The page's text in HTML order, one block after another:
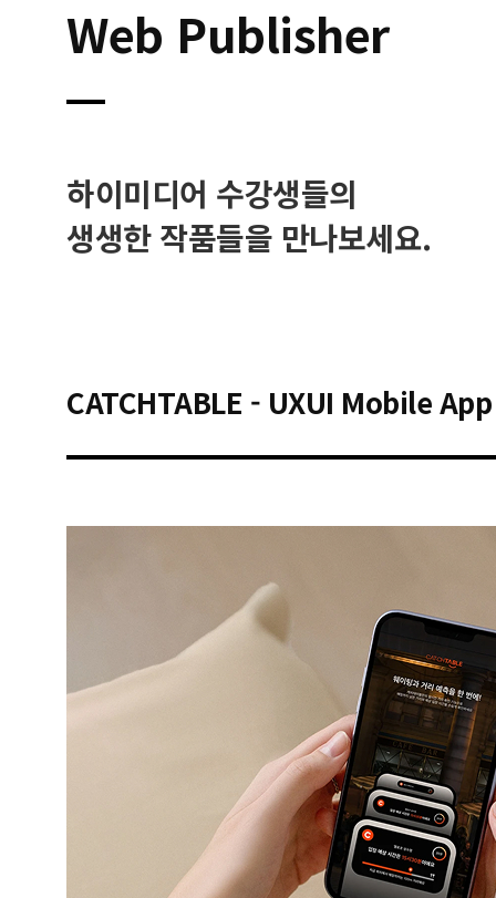
Web Publisher
하이미디어 수강생들의
생생한 작품들을 만나보세요.
CATCHTABLE - UXUI Mobile App